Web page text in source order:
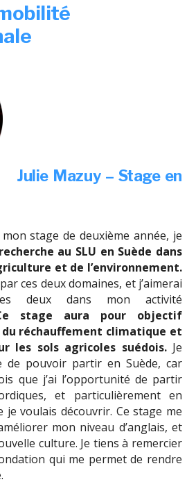
Julie Mazuy – Stage en
stage de deuxième année, je
au SLU en Suède dans
et de l’environnement.
ces deux domaines, et j’aimerai
deux dans mon activité
stage aura pour objectif
du réchauffement climatique et
les sols agricoles suédois.Je
de pouvoir partir en Suède, car
que j’ai l’opportunité de partir
et particulièrement en
je voulais découvrir. Ce stage me
mon niveau d’anglais, et
culture. Je tiens à remercier
qui me permet de rendre